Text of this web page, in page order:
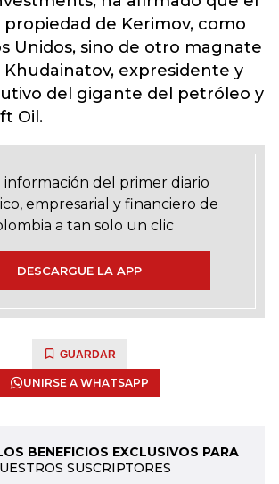
propiedad de Kerimov, como
Unidos, sino de otro magnate
Khudainatov, expresidente y
del gigante del petróleo y
Oil.
información del primer diario
empresarial y financiero de
a tan solo un clic
DESCARGUE LA APP
GUARDAR
UNIRSE A WHATSAPP
BENEFICIOS EXCLUSIVOS PARA
SUSCRIPTORES